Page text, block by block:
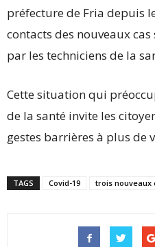
préfecture de Fria depuis
contacts des nouveaux
par les techniciens de la
Cette situation qui
de la santé invite les
gestes barrières à plus de
TAGS Covid-19 trois nouveaux